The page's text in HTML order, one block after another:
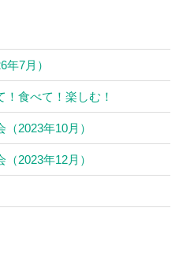
7月）
食べて！楽しむ！
2023年10月）
2023年12月）